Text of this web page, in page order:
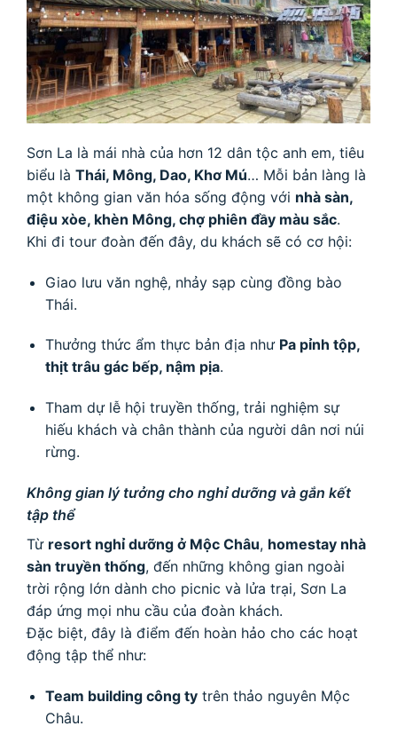
Sơn La là mái nhà của hơn 12 dân tộc anh em, tiêu
biểu là Thái, Mông, Dao, Khơ Mú … Mỗi bản làng là
một không gian văn hóa sống động với nhà sàn,
điệu xòe, khèn Mông, chợ phiên đầy màu sắc
Khi đi tour đoàn đến đây, du khách sẽ có cơ hội:
Giao lưu văn nghệ, nhảy sạp cùng đồng bào
Thái.
Thưởng thức ẩm thực bản địa như Pa pỉnh tộp,
thịt trâu gác bếp, nậm pịa.
Tham dự lễ hội truyền thống, trải nghiệm sự
hiếu khách và chân thành của người dân nơi núi
rừng.
Không gian lý tưởng cho nghỉ dưỡng và gắn kết
tập thể
Từ resort nghỉ dưỡng ở Mộc Châu homestay nhà
sàn truyền thống , đến những không gian ngoài
trời rộng lớn dành cho picnic và lửa trại, Sơn La
đáp ứng mọi nhu cầu của đoàn khách.
Đặc biệt, đây là điểm đến hoàn hảo cho các hoạt
động tập thể như:
Team building công tytrên thảo nguyên Mộc
Châu.